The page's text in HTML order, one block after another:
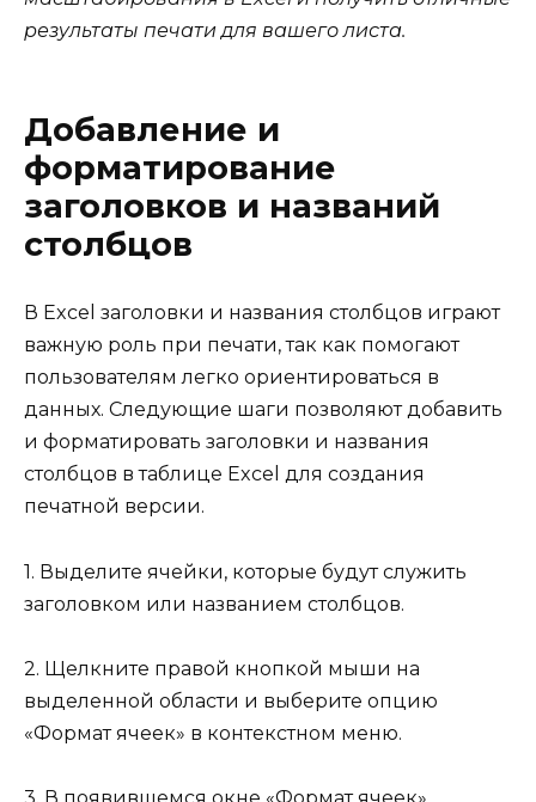
результаты печати для вашего листа.
Добавление и
форматирование
заголовков и названий
столбцов
В Excel заголовки и названия столбцов играют
важную роль при печати, так как помогают
пользователям легко ориентироваться в
данных. Следующие шаги позволяют добавить
и форматировать заголовки и названия
столбцов в таблице Excel для создания
печатной версии.
1. Выделите ячейки, которые будут служить
заголовком или названием столбцов.
2. Щелкните правой кнопкой мыши на
выделенной области и выберите опцию
«Формат ячеек» в контекстном меню.